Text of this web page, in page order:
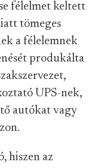
félelmet keltett
tömeges
a félelemnek
produkálta
UPS-nek,
autókat vagy
hiszen az